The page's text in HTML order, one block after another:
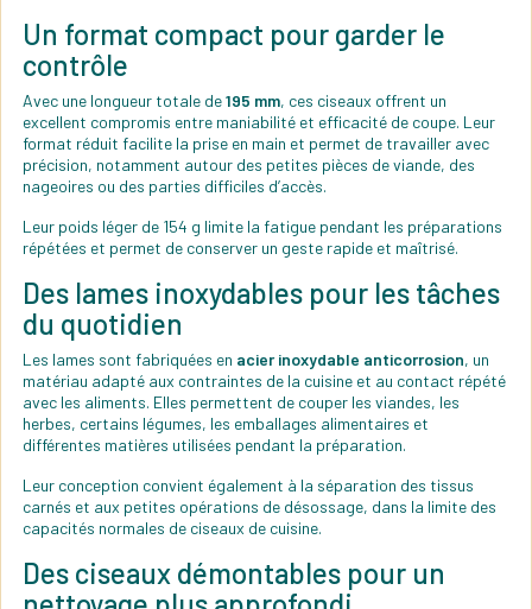
Un format compact pour garder le
contrôle
Avec une longueur totale de195 mm, ces ciseaux offrent un
excellent compromis entre maniabilité et efficacité de coupe. Leur
format réduit facilite la prise en main et permet de travailler avec
précision, notamment autour des petites pièces de viande, des
nageoires ou des parties difficiles d’accès.
Leur poids léger de 154 g limite la fatigue pendant les préparations
répétées et permet de conserver un geste rapide et maîtrisé.
Des lames inoxydables pour les tâches
du quotidien
Les lames sont fabriquées en acier inoxydable anticorrosion, un
matériau adapté aux contraintes de la cuisine et au contact répété
avec les aliments. Elles permettent de couper les viandes, les
herbes, certains légumes, les emballages alimentaires et
différentes matières utilisées pendant la préparation.
Leur conception convient également à la séparation des tissus
carnés et aux petites opérations de désossage, dans la limite des
capacités normales de ciseaux de cuisine.
Des ciseaux démontables pour un